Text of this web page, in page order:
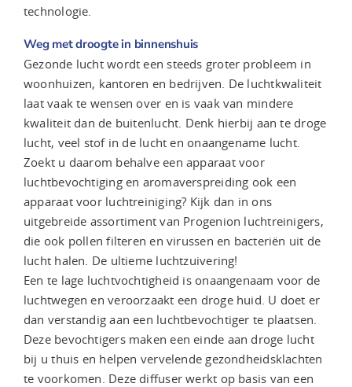
technologie.
Weg met droogte in binnenshuis
Gezonde lucht wordt een steeds groter probleem in
woonhuizen, kantoren en bedrijven. De luchtkwaliteit
laat vaak te wensen over en is vaak van mindere
kwaliteit dan de buitenlucht. Denk hierbij aan te droge
lucht, veel stof in de lucht en onaangename lucht.
Zoekt u daarom behalve een apparaat voor
luchtbevochtiging en aromaverspreiding ook een
apparaat voor luchtreiniging? Kijk dan in ons
uitgebreide assortiment van Progenion luchtreinigers,
die ook pollen filteren en virussen en bacteriën uit de
lucht halen. De ultieme luchtzuivering!
Een te lage luchtvochtigheid is onaangenaam voor de
luchtwegen en veroorzaakt een droge huid. U doet er
dan verstandig aan een luchtbevochtiger te plaatsen.
Deze bevochtigers maken een einde aan droge lucht
bij u thuis en helpen vervelende gezondheidsklachten
te voorkomen. Deze diffuser werkt op basis van een